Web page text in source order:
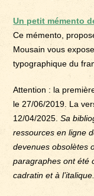
Un petit mémento
Ce mémento,
Mousain vous
typographique du
Attention : la
le 27/06/2019. La
12/04/2025.Sa
ressources en ligne
devenues obsolètes
paragraphes ont été
cadratin et à l’italique.